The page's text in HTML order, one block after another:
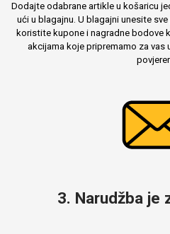
Dodajte odabrane artikle u košaricu
ući u blagajnu. U blagajni unesite
koristite kupone i nagradne bodove
akcijama koje pripremamo za vas
3. Narudžba je